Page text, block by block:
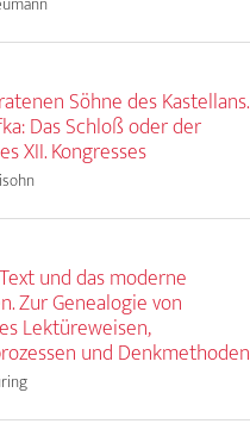
Söhne des Kastellans.
Das Schloß oder der
XII. Kongresses
und das moderne
Zur Genealogie von
Lektüreweisen,
und Denkmethoden